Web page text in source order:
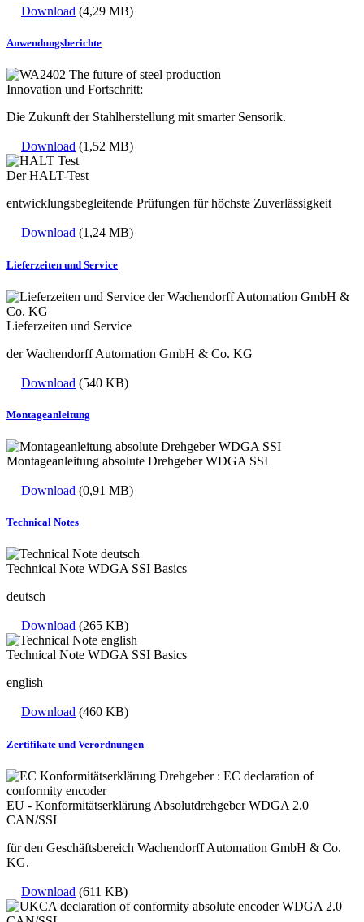
Download (4,29 MB)
Anwendungsberichte
Innovation und Fortschritt:
Die Zukunft der Stahlherstellung mit smarter Sensorik.
Download (1,52 MB)
Der HALT-Test
entwicklungsbegleitende Prüfungen für höchste Zuverlässigkeit
Download (1,24 MB)
Lieferzeiten und Service
Lieferzeiten und Service
der Wachendorff Automation GmbH & Co. KG
Download (540 KB)
Montageanleitung
Montageanleitung absolute Drehgeber WDGA SSI
Download (0,91 MB)
Technical Notes
Technical Note WDGA SSI Basics
deutsch
Download (265 KB)
Technical Note WDGA SSI Basics
english
Download (460 KB)
Zertifikate und Verordnungen
EU - Konformitätserklärung Absolutdrehgeber WDGA 2.0
CAN/SSI
für den Geschäftsbereich Wachendorff Automation GmbH & Co.
KG.
Download (611 KB)